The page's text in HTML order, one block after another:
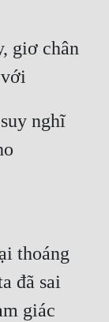
giơ chân
với
nghĩ
thoáng
đã sai
giác